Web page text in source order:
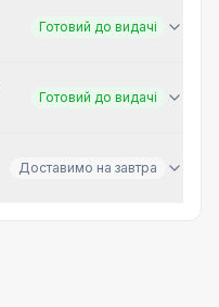
Готовий до видачі
Готовий до видачі
Доставимо на завтра